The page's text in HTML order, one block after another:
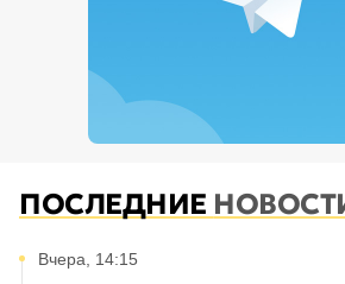
ПОСЛЕДНИЕ
Вчера, 14:15